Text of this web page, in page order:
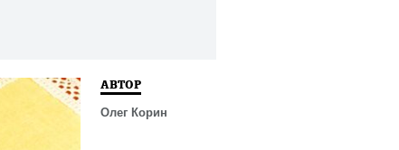
АВТОР
Олег Корин